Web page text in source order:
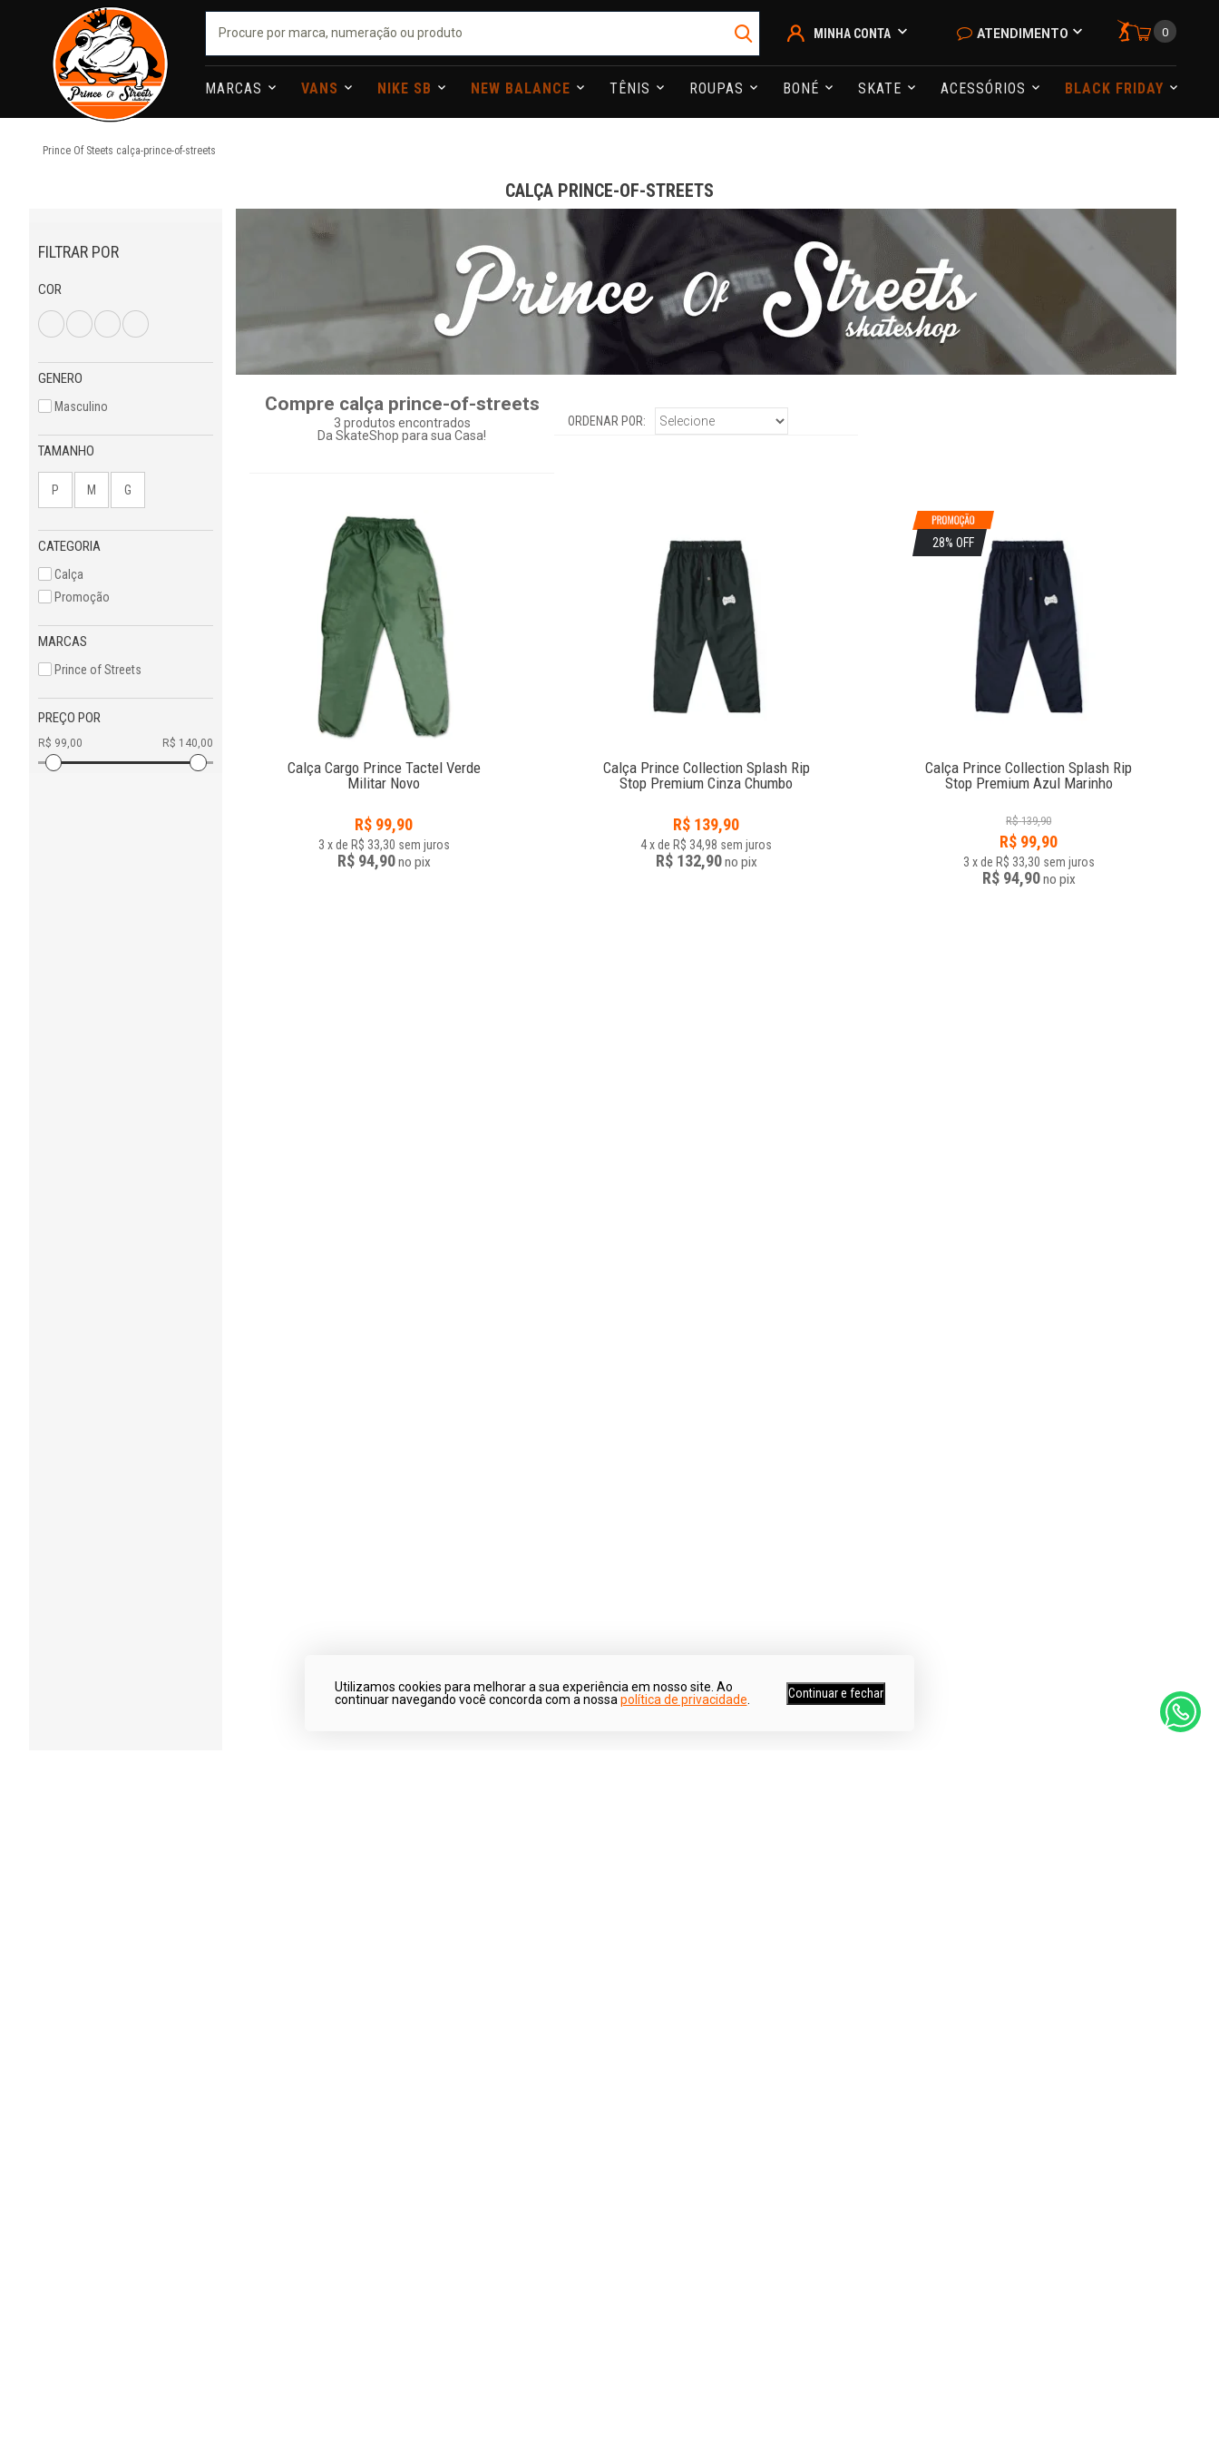
MINHA CONTA ATENDIMENTO 0
MARCAS VANS NIKE SB NEW BALANCE TÊNIS ROUPAS BONÉ SKATE ACESSÓRIOS BLACK FRIDAY
Prince Of Steets calça-prince-of-streets
CALÇA PRINCE-OF-STREETS
FILTRAR POR
COR
GENERO
Masculino
TAMANHO
P M G
CATEGORIA
Calça
Promoção
MARCAS
Prince of Streets
PREÇO POR
Compre calça prince-of-streets
3 produtos encontrados
Da SkateShop para sua Casa!
ORDENAR POR:
Calça Cargo Prince Tactel Verde
Militar Novo
R$ 99,90
3 x de R$ 33,30 sem juros
R$ 94,90no pix
Calça Prince Collection Splash Rip
Stop Premium Cinza Chumbo
R$ 139,90
4xde R$ 34,98 sem juros
R$ 132,90no pix
28% OFF
Calça Prince Collection Splash Rip
Stop Premium Azul Marinho
R$ 139,90
R$ 99,90
3 x de R$ 33,30 sem juros
R$ 94,90no pix
Utilizamos cookies para melhorar a sua experiência em nosso site. Ao
continuar navegando você concorda com a nossa política de privacidade Continuar e fechar